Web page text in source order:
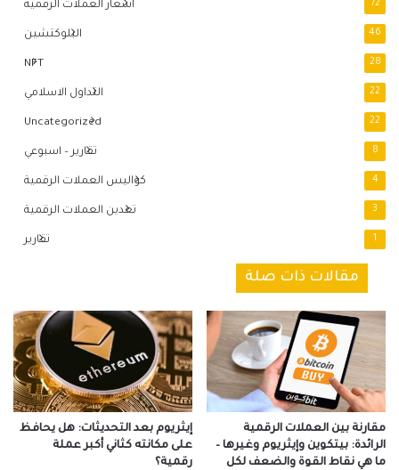
اسعار العملات الرقمية 72
البلوكتشين 46
NFT 28
التداول الاسلامي 22
Uncategorized 22
تقارير – اسبوعي 8
كواليس العملات الرقمية 4
تعدين العملات الرقمية 3
تقارير 1
مقالات ذات صلة
إيثريوم بعد التحديثات: هل يحافظ
على مكانته كثاني أكبر عملة
رقمية؟
مقارنة بين العملات الرقمية
الرائدة: بيتكوين وإيثريوم وغيرها –
ما هي نقاط القوة والضعف لكل